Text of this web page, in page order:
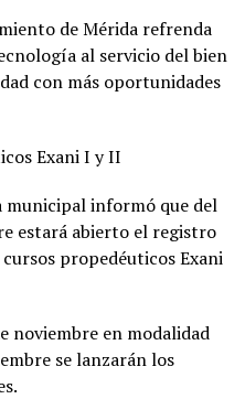
de Mérida refrenda
al servicio del bien
con más oportunidades
Exani I y II
municipal informó que del
estará abierto el registro
propedéuticos Exani
noviembre en modalidad
se lanzarán los